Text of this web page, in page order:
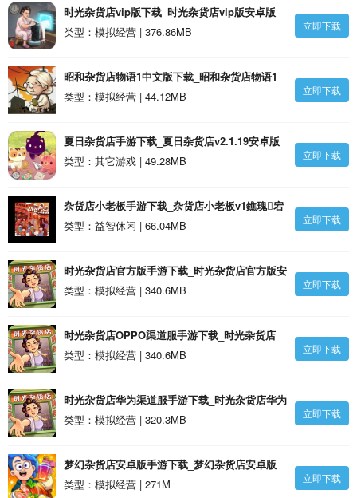
时光杂货店vip版下载_时光杂货店vip版安卓版
类型：模拟经营 | 376.86MB
立即下载
昭和杂货店物语1中文版下载_昭和杂货店物语1
中文版安卓版
类型：模拟经营 | 44.12MB 立即下载
夏日杂货店手游下载_夏日杂货店v2.1.19安卓版
类型：其它游戏 | 49.28MB
立即下载
杂货店小老板手游下载_杂货店小老板v1鐎瑰宕
渧1.9安卓版
类型：益智休闲 | 66.04MB 立即下载
时光杂货店官方版手游下载_时光杂货店官方版安
卓版
类型：模拟经营 | 340.6MB 立即下载
时光杂货店OPPO渠道服手游下载_时光杂货店
OPPO渠道服安卓版
类型：模拟经营 | 340.6MB 立即下载
时光杂货店华为渠道服手游下载_时光杂货店华为
渠道服安卓版
类型：模拟经营 | 320.3MB 立即下载
梦幻杂货店安卓版手游下载_梦幻杂货店安卓版
v1.0.0 最新版安卓版
类型：模拟经营 | 271M 立即下载